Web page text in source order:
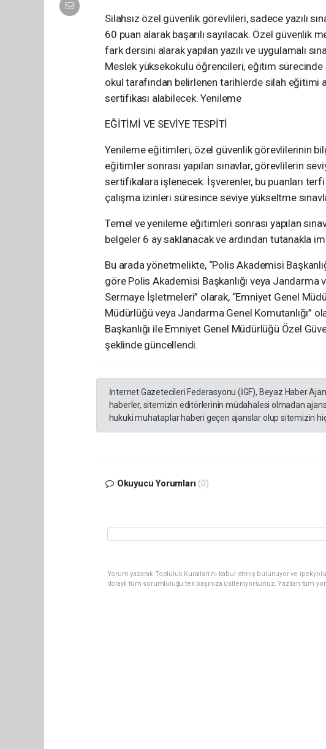
Silahsız özel güvenlik görevlileri, sadece yazılı
60 puan alarak başarılı sayılacak. Özel güvenlik
fark dersini alarak yapılan yazılı ve uygulamalı
Meslek yüksekokulu öğrencileri, eğitim
okul tarafından belirlenen tarihlerde silah eğitimi
sertifikası alabilecek. Yenileme
EĞİTİMİ VE SEVİYE TESPİTİ
Yenileme eğitimleri, özel güvenlik görevlilerinin
eğitimler sonrası yapılan sınavlar, görevlilerin
sertifikalara işlenecek. İşverenler, bu puanları
çalışma izinleri süresince seviye yükseltme
Temel ve yenileme eğitimleri sonrası yapılan
belgeler 6 ay saklanacak ve ardından tutanakla
Bu arada yönetmelikte, “Polis Akademisi
göre Polis Akademisi Başkanlığı veya Jandarma
Sermaye İşletmeleri” olarak, “Emniyet Genel
Müdürlüğü veya Jandarma Genel Komutanlığı”
Başkanlığı ile Emniyet Genel Müdürlüğü Özel
şeklinde güncellendi.
İnternet Gazetecileri Federasyonu (İGF), Beyaz Haber
haberler, sitemizin editörlerinin müdahalesi olmadan
hukuki muhataplar haberi geçen ajanslar olup sitemizin
Okuyucu Yorumları (0)
Yorum yazarak Topluluk Kuralları’nı kabul etmiş bulunuyor ve
dolaylı tüm sorumluluğu tek başınıza üstleniyorsunuz. Yazılan tüm